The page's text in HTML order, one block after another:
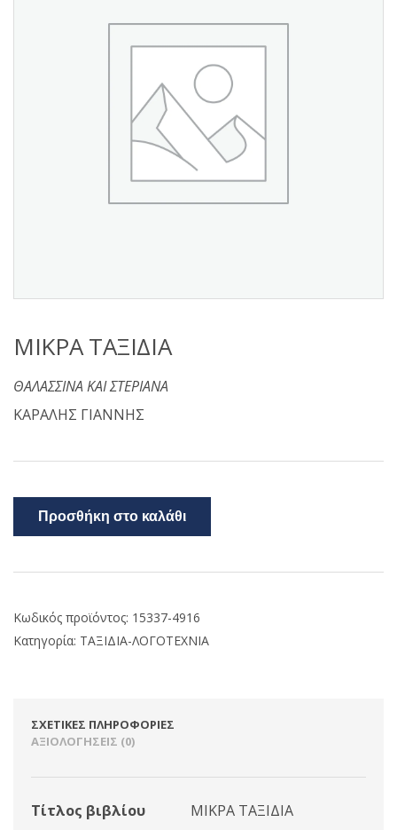
ΜΙΚΡΑ ΤΑΞΙΔΙΑ
ΘΑΛΑΣΣΙΝΑ ΚΑΙ ΣΤΕΡΙΑΝΑ
ΚΑΡΑΛΗΣ ΓΙΑΝΝΗΣ
Προσθήκη στο καλάθι
Κωδικός προϊόντος: 15337-4916
Κατηγορία: ΤΑΞΙΔΙΑ-ΛΟΓΟΤΕΧΝΙΑ
ΣΧΕΤΙΚΈΣ ΠΛΗΡΟΦΟΡΊΕΣ
ΑΞΙΟΛΟΓΉΣΕΙΣ (0)
Τίτλος βιβλίου ΜΙΚΡΑ ΤΑΞΙΔΙΑ